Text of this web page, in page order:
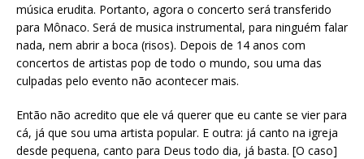
música erudita. Portanto, agora o concerto será transferido
para Mônaco. Será de musica instrumental, para ninguém falar
nada, nem abrir a boca (risos). Depois de 14 anos com
concertos de artistas pop de todo o mundo, sou uma das
culpadas pelo evento não acontecer mais.
Então não acredito que ele vá querer que eu cante se vier para
cá, já que sou uma artista popular. E outra: já canto na igreja
desde pequena, canto para Deus todo dia, já basta. [O caso]